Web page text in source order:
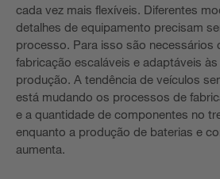
cada vez mais flexíveis. Diferentes
detalhes de equipamento precisam
processo. Para isso são necessários
fabricação escaláveis e adaptáveis
produção. A tendência de veículos
está mudando os processos de
e a quantidade de componentes no
enquanto a produção de baterias e
aumenta.